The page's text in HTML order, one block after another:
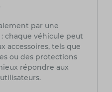
par une
chaque véhicule peut
accessoires, tels que
ou des protections
répondre aux